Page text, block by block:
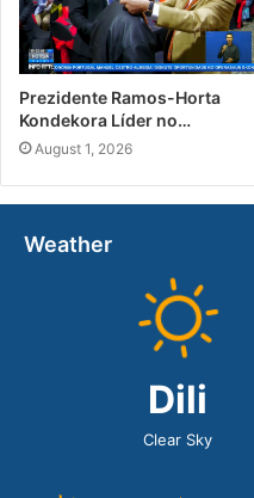
Prezidente Ramos-Horta
Kondekora Líder no…
August 1, 2026
Weather
Dili
Clear Sky